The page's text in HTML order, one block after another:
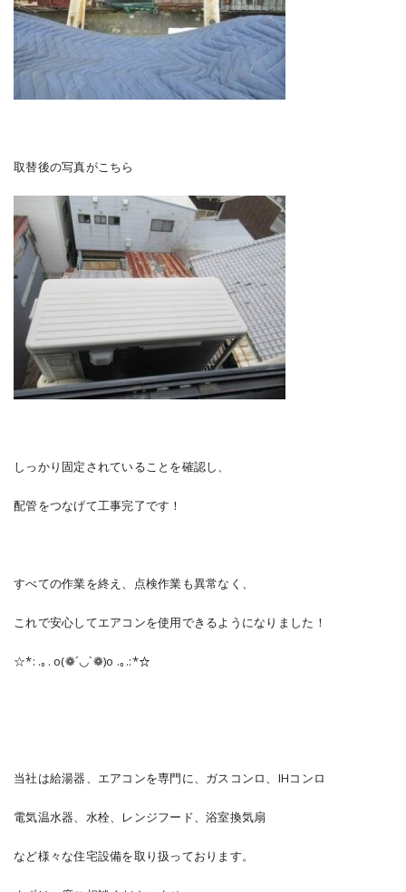
取替後の写真がこちら
しっかり固定されていることを確認し、
配管をつなげて工事完了です！
すべての作業を終え、点検作業も異常なく、
これで安心してエアコンを使用できるようになりました！
☆*: .｡. o(❁´◡`❁)o .｡.:*☆
当社は給湯器、エアコンを専門に、ガスコンロ、IHコンロ
電気温水器、水栓、レンジフード、浴室換気扇
など様々な住宅設備を取り扱っております。